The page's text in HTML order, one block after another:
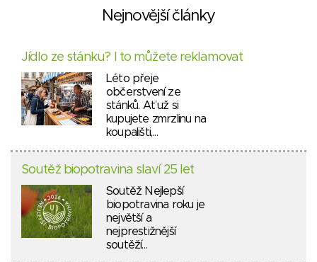
Nejnovější články
Jídlo ze stánku? I to můžete reklamovat
Léto přeje
občerstvení ze
stánků. Ať už si
kupujete zmrzlinu na
koupališti,…
Soutěž biopotravina slaví 25 let
Soutěž Nejlepší
biopotravina roku je
největší a
nejprestižnější
soutěží…